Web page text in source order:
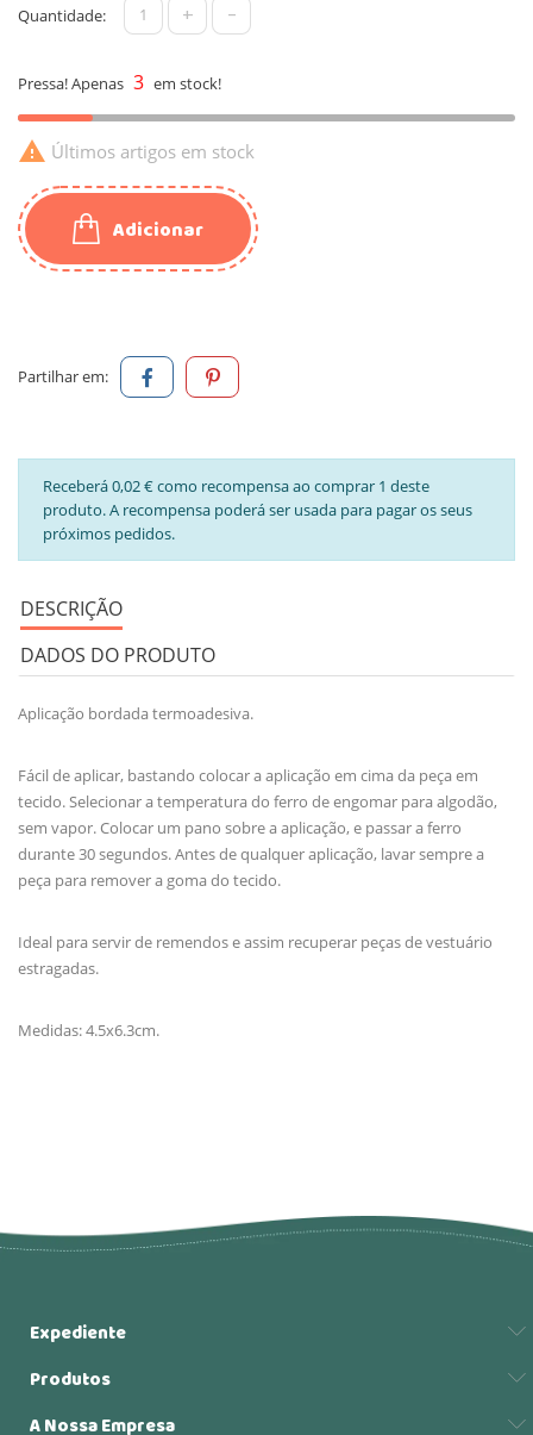
Quantidade: + -
Pressa! Apenas 3 em stock!
 Últimos artigos em stock
Adicionar
Partilhar em:
Receberá 0,02 € como recompensa ao comprar 1 deste
produto. A recompensa poderá ser usada para pagar os seus
próximos pedidos.
DESCRIÇÃO
DADOS DO PRODUTO
Aplicação bordada termoadesiva.
Fácil de aplicar, bastando colocar a aplicação em cima da peça em
tecido. Selecionar a temperatura do ferro de engomar para algodão,
sem vapor. Colocar um pano sobre a aplicação, e passar a ferro
durante 30 segundos. Antes de qualquer aplicação, lavar sempre a
peça para remover a goma do tecido.
Ideal para servir de remendos e assim recuperar peças de vestuário
estragadas.
Medidas: 4.5x6.3cm.
Expediente
Produtos
A Nossa Empresa